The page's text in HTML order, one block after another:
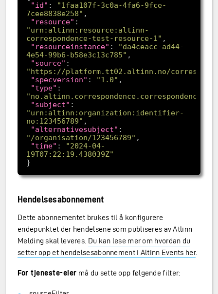
"id" :
"1faa107f-3c0a-4fa6-9fce-
7cee8838e258"
"resource"
"urn:altinn:resource:altinn-
correspondence-test-resource-1"
"resourceinstance" :
"da4ceacc-ad44-
4e54-99b6-b58e3c13c785"
"source"
"https://platform.tt02.altinn.no/
"specversion" : "1.0"
"type"
"subject"
"urn:altinn:organization:identifier-
no:123456789"
"alternativesubject"
"/organisation/123456789"
"time" :
"2024-04-
19T07:22:19.438039Z"
Hendelsesabonnement
Dette abonnementet brukes til å konfigurere
endepunktet der hendelsene som publiseres av Atlinn
Melding skal leveres. Du kan lese mer om hvordan du
setter opp et hendelsesabonnement i Altinn Events her.
For tjeneste-eier må du sette opp følgende filter: